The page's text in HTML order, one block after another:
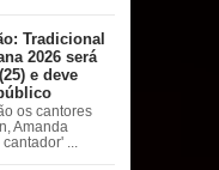
Tradicional
2026 será
e deve
os cantores
Amanda
...